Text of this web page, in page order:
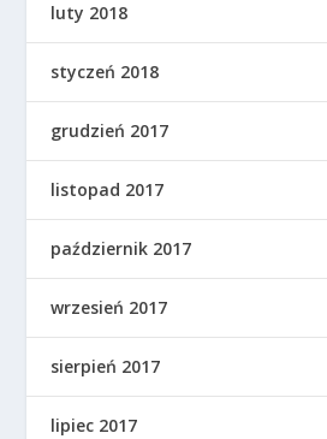
luty 2018
styczeń 2018
grudzień 2017
listopad 2017
październik 2017
wrzesień 2017
sierpień 2017
lipiec 2017